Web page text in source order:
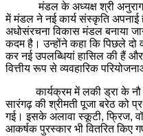
मंडल के अध्यक्ष श्री अनुराग
में मंडल ने नई कार्य संस्कृति अपनाई
अधोसंरचना विकास मंडल बनाया
कदम है। उन्होंने कहा कि पिछले दो
कर नई उपलब्धियां हासिल की हैं और
वित्तीय रूप से व्यवहारिक
कार्यक्रम में लकी ड्रा के नौ
सारंगढ़ की श्रीमती पूजा बरेठ को
गई। इसके अलावा स्कूटी, फ्रिज,
आकर्षक पुरस्कार भी वितरित किए